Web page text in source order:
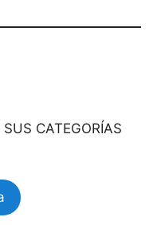
CATEGORÍAS